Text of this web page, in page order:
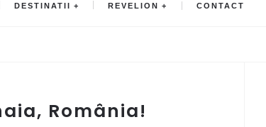
DESTINATII REVELION CONTACT
România!